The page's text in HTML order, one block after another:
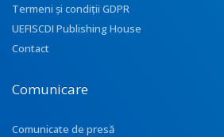
Termeni și condiții GDPR
UEFISCDI Publishing House
Contact
Comunicare
Comunicate de presă